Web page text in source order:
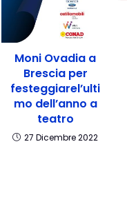
Moni Ovadia a
Brescia per
festeggiarel’ulti
mo dell’anno a
teatro
27 Dicembre 2022